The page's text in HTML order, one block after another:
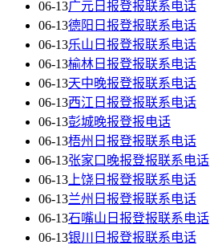
06-13广元日报登报联系电话
06-13德阳日报登报联系电话
06-13乐山日报登报联系电话
06-13榆林日报登报联系电话
06-13天中晚报登报联系电话
06-13西江日报登报联系电话
06-13彭城晚报登报电话
06-13梧州日报登报联系电话
06-13张家口晚报登报联系电话
06-13 上饶日报登报联系电话
06-13兰州日报登报联系电话
06-13石嘴山日报登报联系电话
06-13银川日报登报联系电话